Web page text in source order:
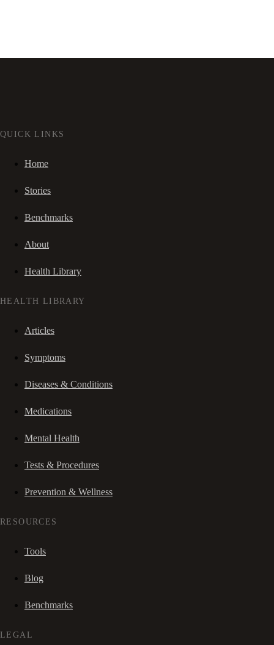
QUICK LINKS
Home
Stories
Benchmarks
About
Health Library
HEALTH LIBRARY
Articles
Symptoms
Diseases & Conditions
Medications
Mental Health
Tests & Procedures
Prevention & Wellness
RESOURCES
Tools
Blog
Benchmarks
LEGAL